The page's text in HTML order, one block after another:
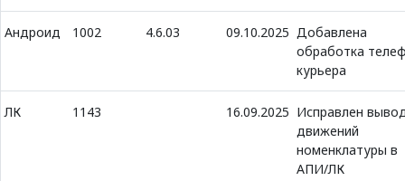
Андроид 1002 4.6.03 09.10.2025 Добавлена
обработка
курьера
ЛК 1143 16.09.2025 Исправлен
движений
номенклатуры в
АПИ/ЛК